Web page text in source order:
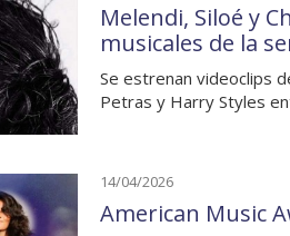
Melendi, Siloé y
musicales de la
Se estrenan videoclips
Petras y Harry Styles
14/04/2026
American Music